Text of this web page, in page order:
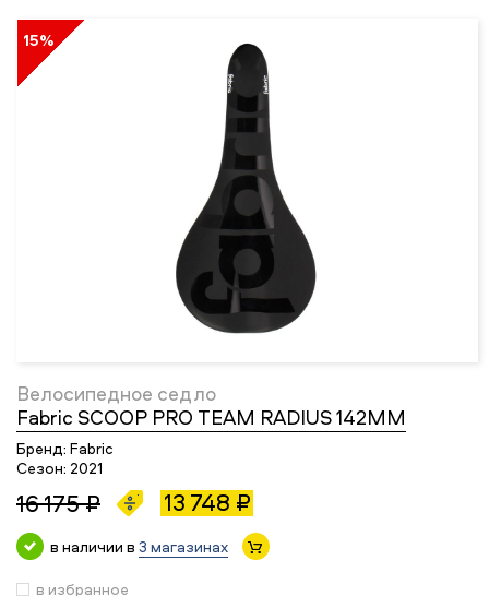
15%
Велосипедное седло
Fabric SCOOP PRO TEAM RADIUS 142MM
Бренд: Fabric
Сезон: 2021
16 175 ₽ 13 748 ₽
в наличии в 3 магазинах
в избранное